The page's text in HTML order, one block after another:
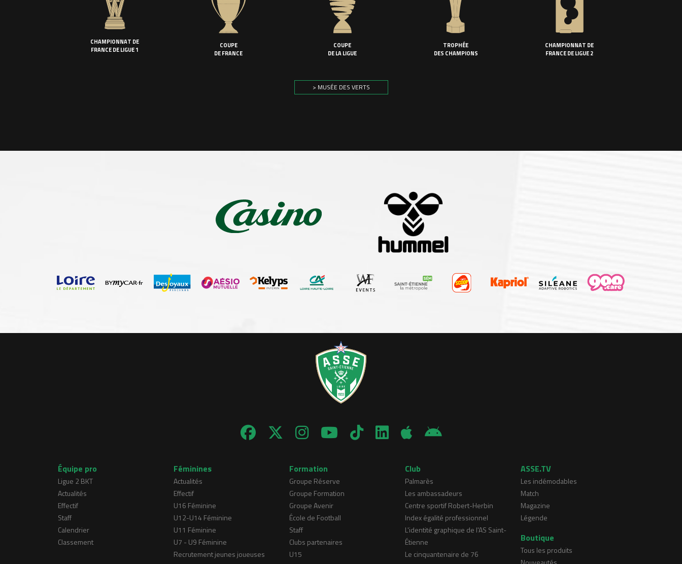
CHAMPIONNAT DE
FRANCE DE LIGUE 1
COUPE
DE FRANCE
COUPE
DE LA LIGUE
TROPHÉE
DES CHAMPIONS
CHAMPIONNAT DE
FRANCE DE LIGUE 2
> MUSÉE DES VERTS
Équipe pro
Ligue 2 BKT
Actualités
Effectif
Staff
Calendrier
Classement
Féminines
Actualités
Effectif
U16 Féminine
U12-U14 Féminine
U11 Féminine
U7 - U9 Féminine
Recrutement jeunes joueuses
Formation
Groupe Réserve
Groupe Formation
Groupe Avenir
École de Football
Staff
Clubs partenaires
U15
Club
Palmarès
Les ambassadeurs
Centre sportif Robert-Herbin
Index égalité professionnel
L'identité graphique de l'AS Saint-
Étienne
Le cinquantenaire de 76
ASSE.TV
Les indémodables
Match
Magazine
Légende
Boutique
Tous les produits